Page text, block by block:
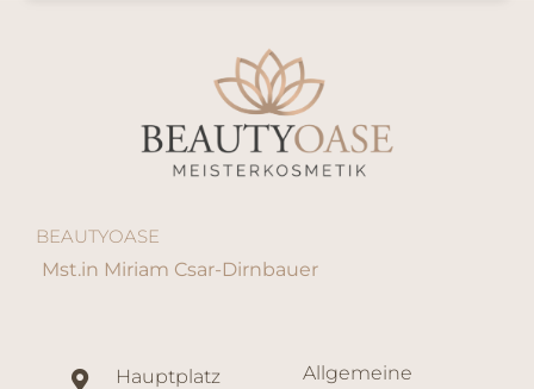
BEAUTYOASE
Mst.in Miriam Csar-Dirnbauer
Hauptplatz
Allgemeine